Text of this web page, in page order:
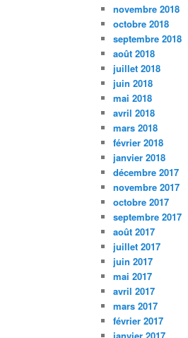
novembre 2018
octobre 2018
septembre 2018
août 2018
juillet 2018
juin 2018
mai 2018
avril 2018
mars 2018
février 2018
janvier 2018
décembre 2017
novembre 2017
octobre 2017
septembre 2017
août 2017
juillet 2017
juin 2017
mai 2017
avril 2017
mars 2017
février 2017